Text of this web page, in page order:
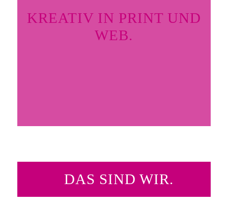
KREATIV IN PRINT UND
WEB.
DAS SIND WIR.